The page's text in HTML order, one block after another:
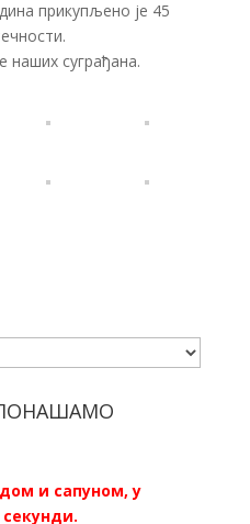
прикупљено је 45
наших суграђана.
ПОНАШАМО
и сапуном, у